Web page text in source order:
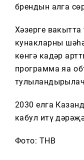
брендын алга
Хәзерге
кунакларның
көнгә кадәр
программа яңа
2030 елга
кабул итү
Фото: ТНВ